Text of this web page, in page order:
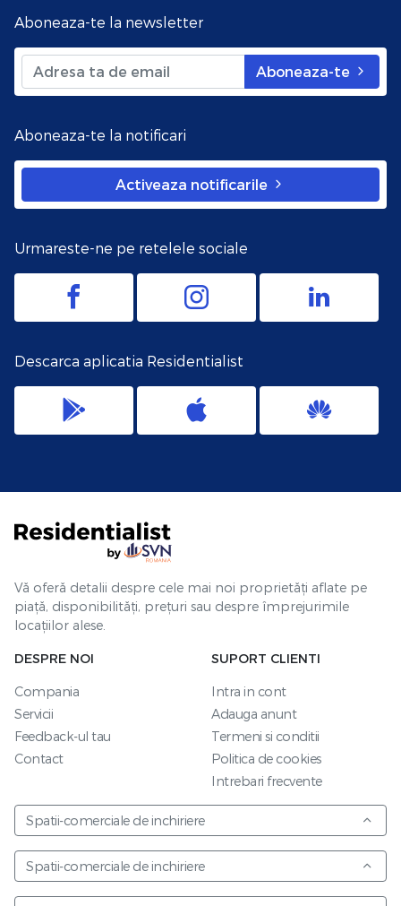
Aboneaza-te la newsletter
Aboneaza-te
Aboneaza-te la notificari
Activeaza notificarile
Urmareste-ne pe retelele sociale
Descarca aplicatia Residentialist
Vă oferă detalii despre cele mai noi proprietăți aflate pe
piață, disponibilități, prețuri sau despre împrejurimile
locațiilor alese.
DESPRE NOI
Compania
Servicii
Feedback-ul tau
Contact
SUPORT CLIENTI
Intra in cont
Adauga anunt
Termeni si conditii
Politica de cookies
Intrebari frecvente
Spatii-comerciale de inchiriere
Spatii-comerciale de inchiriere